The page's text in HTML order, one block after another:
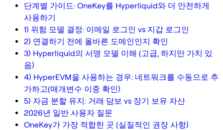
단계별 가이드: OneKey를 Hyperliquid와 더 안전하게
사용하기
1) 위험 모델 결정: 이메일 로그인 vs 지갑 로그인
2) 연결하기 전에 올바른 도메인인지 확인
3) Hyperliquid의 서명 모델 이해 (고급, 하지만 가치 있
음)
4) HyperEVM을 사용하는 경우: 네트워크를 수동으로 추
가하고(매개변수 이중 확인)
5) 자금 분할 유지: 거래 담보 vs 장기 보유 자산
2026년 일반 사용자 질문
OneKey가 가장 적합한 곳 (실질적인 권장 사항)